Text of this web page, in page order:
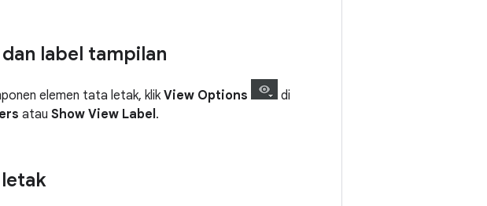
label tampilan
elemen tata letak, klik View Options
di
atau Show View Label.